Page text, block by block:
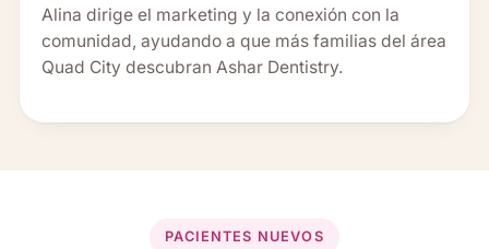
Alina dirige el marketing y la conexión con la
comunidad, ayudando a que más familias del área
Quad City descubran Ashar Dentistry.
PACIENTES NUEVOS